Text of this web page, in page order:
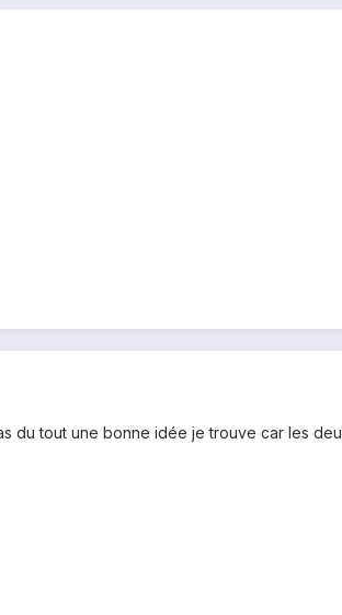
du tout une bonne idée je trouve car les